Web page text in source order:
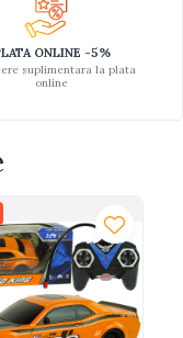
ONLINE -5%
suplimentara la plata
online